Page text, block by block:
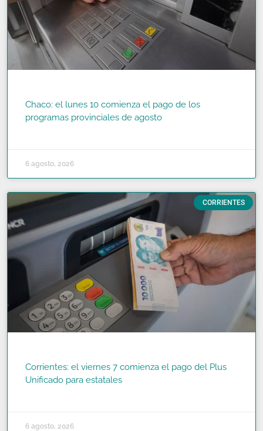
Chaco: el lunes 10 comienza el pago de los
programas provinciales de agosto
6 agosto, 2026
CORRIENTES
Corrientes: el viernes 7 comienza el pago del Plus
Unificado para estatales
6 agosto, 2026